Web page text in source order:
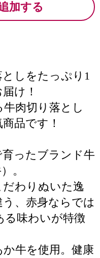
加する
しをたっぷり1
け！
肉切り落とし
品です！
ったブランド牛
。
わりぬいた逸
、赤身ならでは
る味わいが特徴
牛を使用。健康